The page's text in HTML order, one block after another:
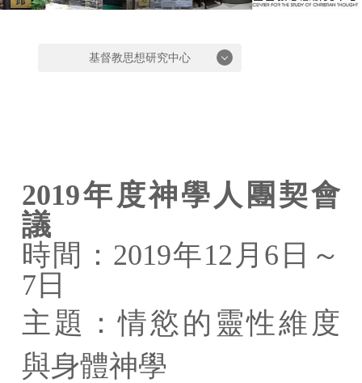
基督教思想研究中心
研究成員
基研台大合作出版
研究計畫
基研出版品
2019年度神學人團契會
議
時間：2019年12月6日～
7日
主題：情慾的靈性維度
與身體神學